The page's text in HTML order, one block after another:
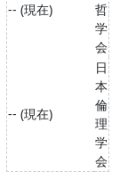
-- (現在)
哲
学
会
-- (現在)
日
本
倫
理
学
会